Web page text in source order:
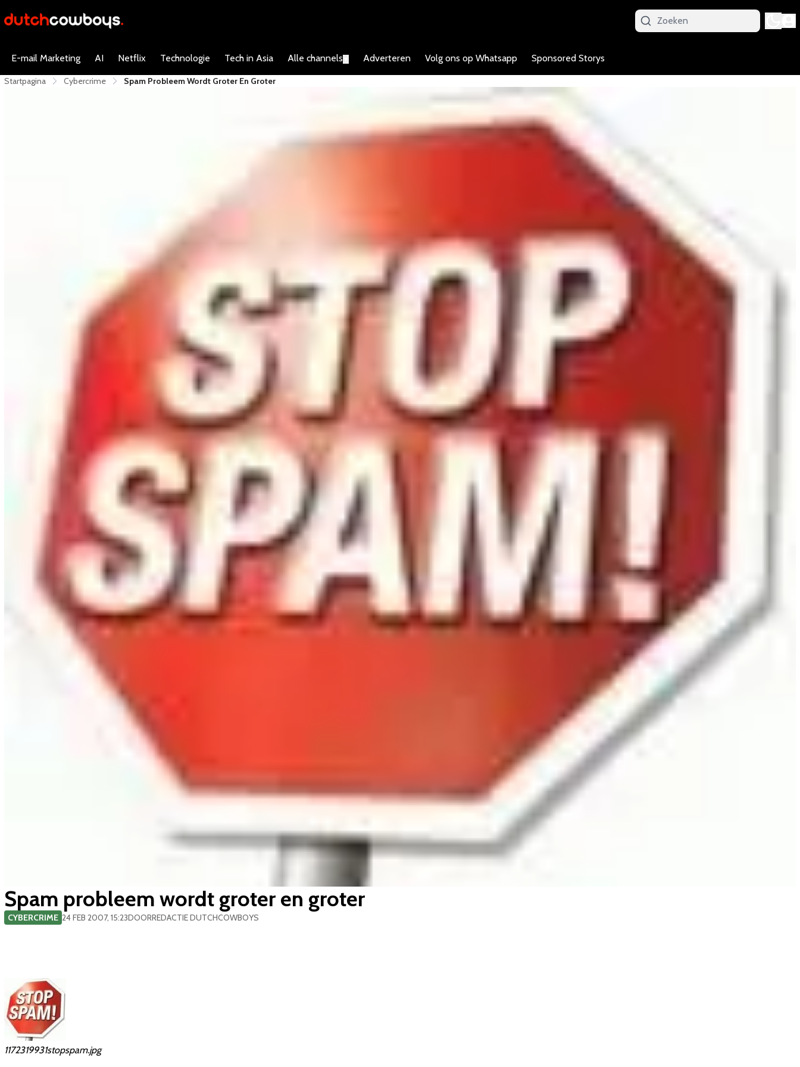
E-mail Marketing AI Netflix Technologie Tech in Asia Alle channels Adverteren Volg ons op Whatsapp Sponsored Storys
Startpagina Cybercrime Spam Probleem Wordt Groter En Groter
Spam probleem wordt groter en groter
CYBERCRIME 24 FEB 2007, 15:23DOORREDACTIE DUTCHCOWBOYS
1172319931stopspam.jpg